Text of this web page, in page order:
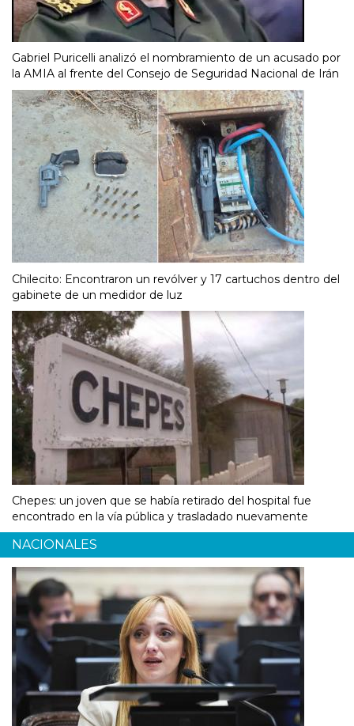
Gabriel Puricelli analizó el nombramiento de un acusado por
la AMIA al frente del Consejo de Seguridad Nacional de Irán
Chilecito: Encontraron un revólver y 17 cartuchos dentro del
gabinete de un medidor de luz
Chepes: un joven que se había retirado del hospital fue
encontrado en la vía pública y trasladado nuevamente
NACIONALES